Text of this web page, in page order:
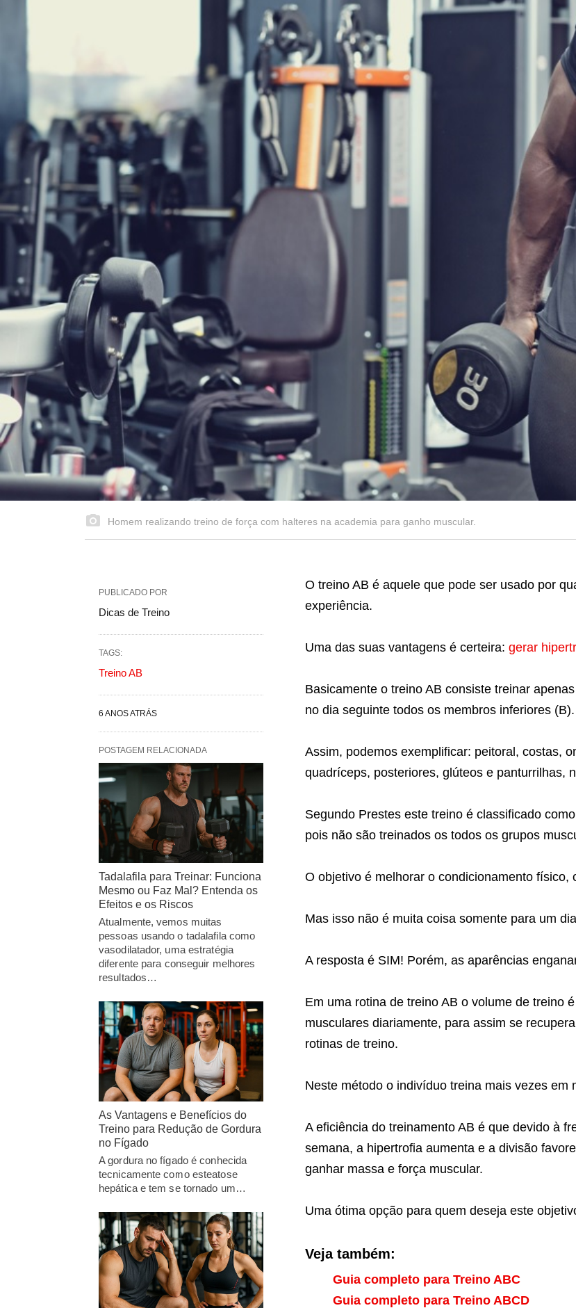
Homem realizando treino de força com halteres na academia para ganho muscular.
O treino AB é aquele que pode ser usado por
experiência.
Uma das suas vantagens é certeira: gerar
Basicamente o treino AB consiste treinar
no dia seguinte todos os membros inferiores (B).
Assim, podemos exemplificar: peitoral, costas,
quadríceps, posteriores, glúteos e panturrilhas,
Segundo Prestes este treino é classificado
pois não são treinados os todos os grupos
O objetivo é melhorar o condicionamento físico,
Mas isso não é muita coisa somente para um
A resposta é SIM! Porém, as aparências
Em uma rotina de treino AB o volume de treino
musculares diariamente, para assim se
rotinas de treino.
Neste método o indivíduo treina mais vezes em
A eficiência do treinamento AB é que devido à
semana, a hipertrofia aumenta e a divisão
ganhar massa e força muscular.
Uma ótima opção para quem deseja este
Veja também:
Guia completo para Treino ABC
Guia completo para Treino ABCD
PUBLICADO POR
Dicas de Treino
TAGS:
Treino AB
6 ANOS ATRÁS
POSTAGEM RELACIONADA
Tadalafila para Treinar: Funciona
Mesmo ou Faz Mal? Entenda os
Efeitos e os Riscos
Atualmente, vemos muitas
pessoas usando o tadalafila como
vasodilatador, uma estratégia
diferente para conseguir melhores
resultados…
As Vantagens e Benefícios do
Treino para Redução de Gordura
no Fígado
A gordura no fígado é conhecida
tecnicamente como esteatose
hepática e tem se tornado um…